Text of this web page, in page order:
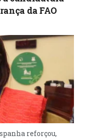
da FAO
reforçou,